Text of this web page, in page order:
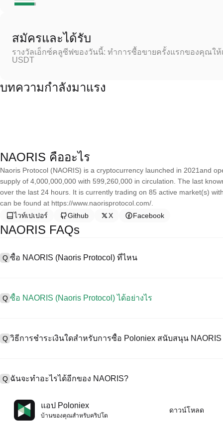
สมัครและได้รับ
รางวัลเอ็กซ์คลูซีฟของวันนี้: ทำการซื้อขายครั้งแรกของคุณใ
USDT
บทความกำลังมาแรง
NAORIS คืออะไร
Naoris Protocol (NAORIS) is a cryptocurrency launched in 2021and
supply of 4,000,000,000 with 599,260,000 in circulation. The last
over the last 24 hours. It is currently trading on 85 active market(s)
can be found at https://www.naorisprotocol.com/.
ไวท์เปเปอร์
Github X Facebook
NAORIS FAQs
Q ซื้อ NAORIS (Naoris Protocol) ที่ไหน
อร์เฟซที่ใช้งานง่าย สภาพคล่องสูง และเครื่องมือการซื้อขายที่หลากห
การซื้อขายคริปโทเคอร์เรนซีที่หลากหลาย รวมทั้ง NAORIS, และให้ค่
1. สร้างบัญชีและตรวจสอบ KYC ให้สมบูรณ์
2. ทุนในบัญชีของคุณด้วยเคอร์เรนซีเฟียตและคริปโทเคอร์เรนซี
Q ซื้อ NAORIS (Naoris Protocol) ได้อย่างไร
Protocol）น์และทรัพย์สินดิจิทัลคุณภาพสูงมากมาย
Q วิธีการชำระเงินใดสำหรับการซื้อ Poloniex สนับสนุน NAORIS
1) บัตรเครดิต/เดบิต (เช่น Visa และ Mastercard) เพื่อซื้อเหรียญเสถียร
4) การซื้อขายแบบ OTC สำหรับการซื้อขายแต่ละบล็อกที่มากกว่า
Q ฉันจะทำอะไรได้อีกของ NAORIS?
คุณสามารถซื้อขายล่วงหน้ากับ USDT หรือ USDC
เพิ่มมูลค่าคริปโตของคุณด้วยผลตอบแทนแบบพาสซีฟ
แอป Poloniex
บ้านของคุณสําหรับคริปโต
ดาวน์โหลด